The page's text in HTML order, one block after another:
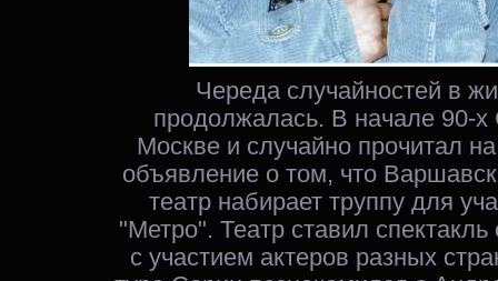
Череда случайностей в
продолжалась. В начале 90-х
Москве и случайно прочитал
объявление о том, что
театр набирает труппу для
"Метро". Театр ставил
с участием актеров разных